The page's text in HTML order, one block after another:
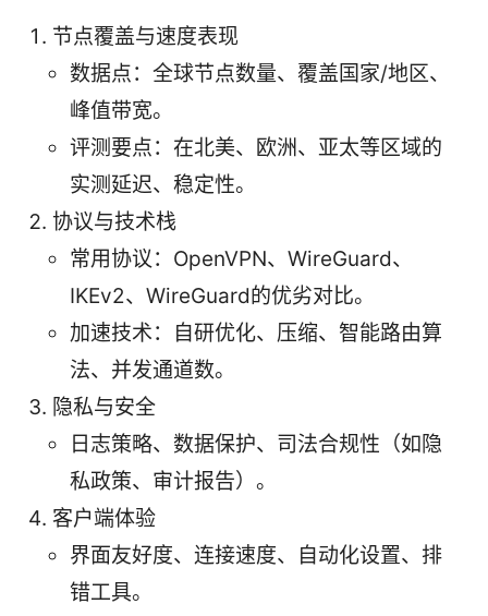
节点覆盖与速度表现
数据点：全球节点数量、覆盖国家/地区、
峰值带宽。
评测要点：在北美、欧洲、亚太等区域的
实测延迟、稳定性。
协议与技术栈
常用协议：OpenVPN、WireGuard、
IKEv2、WireGuard的优劣对比。
加速技术：自研优化、压缩、智能路由算
法、并发通道数。
隐私与安全
日志策略、数据保护、司法合规性（如隐
私政策、审计报告）。
客户端体验
界面友好度、连接速度、自动化设置、排
错工具。